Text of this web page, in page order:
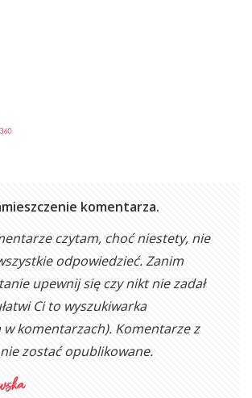
komentarza.
czytam, choć niestety, nie
odpowiedzieć. Zanim
upewnij się czy nikt nie zadał
Ci to wyszukiwarka
w komentarzach). Komentarze z
zostać opublikowane.